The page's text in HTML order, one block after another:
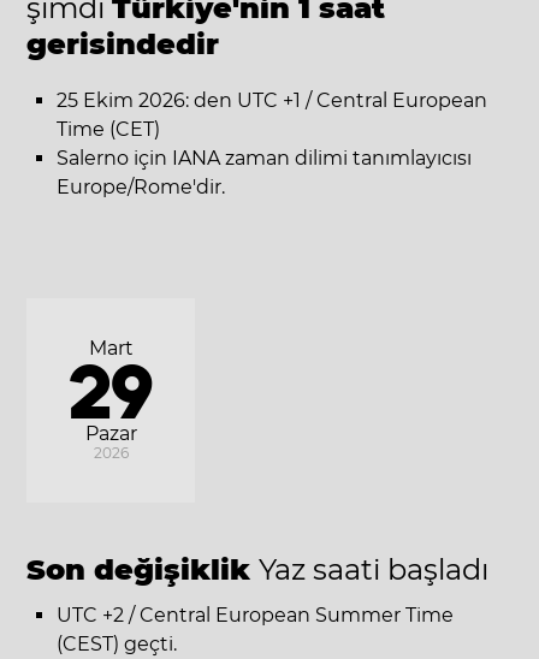
şimdi Türkiye'nin 1 saat
gerisindedir
25 Ekim 2026: den UTC +1 / Central European
Time (CET)
Salerno için IANA zaman dilimi tanımlayıcısı
Europe/Rome'dir.
Pazar
Mart
29
2026
Son değişiklikYaz saati başladı
UTC +2 / Central European Summer Time
(CEST) geçti.